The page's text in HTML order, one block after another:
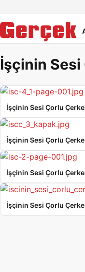
İşçinin Sesi
İşçinin Sesi Çorlu
İşçinin Sesi Çorlu
İşçinin Sesi Çorlu
İşçinin Sesi Çorlu